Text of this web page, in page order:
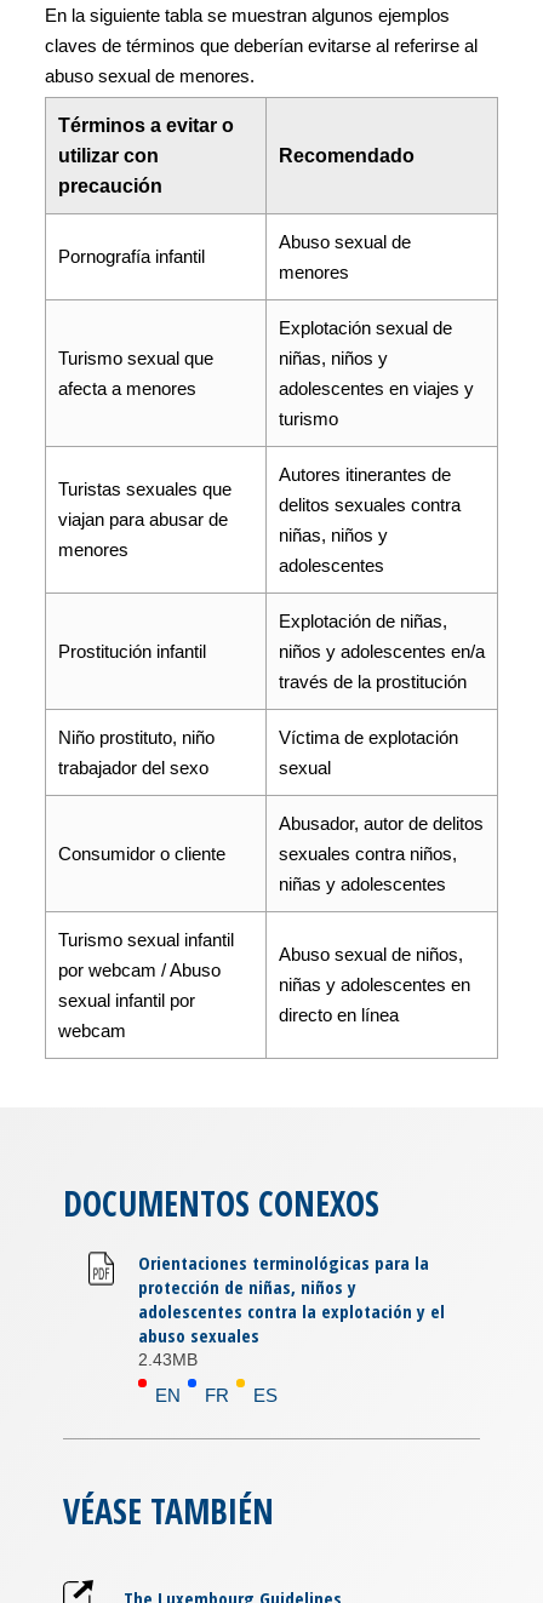
En la siguiente tabla se muestran algunos ejemplos
claves de términos que deberían evitarse al referirse al
abuso sexual de menores.
Términos a evitar o
utilizar con
precaución
Recomendado
Pornografía infantil
Abuso sexual de
menores
Turismo sexual que
afecta a menores
Explotación sexual de
niñas, niños y
adolescentes en viajes y
turismo
Turistas sexuales que
viajan para abusar de
menores
Autores itinerantes de
delitos sexuales contra
niñas, niños y
adolescentes
Prostitución infantil
Explotación de niñas,
niños y adolescentes en/a
través de la prostitución
Niño prostituto, niño
trabajador del sexo
Víctima de explotación
sexual
Consumidor o cliente
Abusador, autor de delitos
sexuales contra niños,
niñas y adolescentes
Turismo sexual infantil
por webcam / Abuso
sexual infantil por
webcam
Abuso sexual de niños,
niñas y adolescentes en
directo en línea
DOCUMENTOS CONEXOS
Orientaciones terminológicas para la
protección de niñas, niños y
adolescentes contra la explotación y el
abuso sexuales
2.43MB
EN FR ES
VÉASE TAMBIÉN
The Luxembourg Guidelines